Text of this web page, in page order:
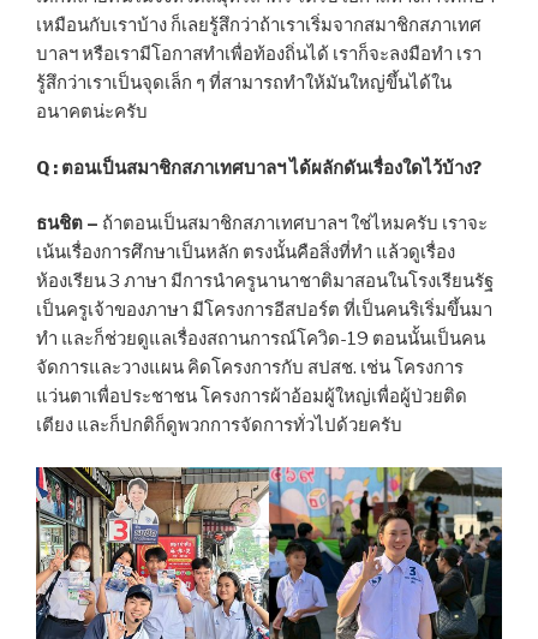
เหมือนกับเราบ้าง ก็เลยรู้สึกว่าถ้าเราเริ่มจากสมาชิกสภาเทศ
บาลฯ หรือเรามีโอกาสทำเพื่อท้องถิ่นได้ เราก็จะลงมือทำ เรา
รู้สึกว่าเราเป็นจุดเล็ก ๆ ที่สามารถทำให้มันใหญ่ขึ้นได้ใน
อนาคตน่ะครับ
Q : ตอนเป็นสมาชิกสภาเทศบาลฯ ได้ผลักดันเรื่องใดไว้บ้าง?
ธนชิต – ถ้าตอนเป็นสมาชิกสภาเทศบาลฯ ใช่ไหมครับ เราจะ
เน้นเรื่องการศึกษาเป็นหลัก ตรงนั้นคือสิ่งที่ทำ แล้วดูเรื่อง
ห้องเรียน 3 ภาษา มีการนำครูนานาชาติมาสอนในโรงเรียนรัฐ
เป็นครูเจ้าของภาษา มีโครงการอีสปอร์ต ที่เป็นคนริเริ่มขึ้นมา
ทำ และก็ช่วยดูแลเรื่องสถานการณ์โควิด-19 ตอนนั้นเป็นคน
จัดการและวางแผน คิดโครงการกับ สปสช. เช่น โครงการ
แว่นตาเพื่อประชาชน โครงการผ้าอ้อมผู้ใหญ่เพื่อผู้ป่วยติด
เตียง และก็ปกติก็ดูพวกการจัดการทั่วไปด้วยครับ